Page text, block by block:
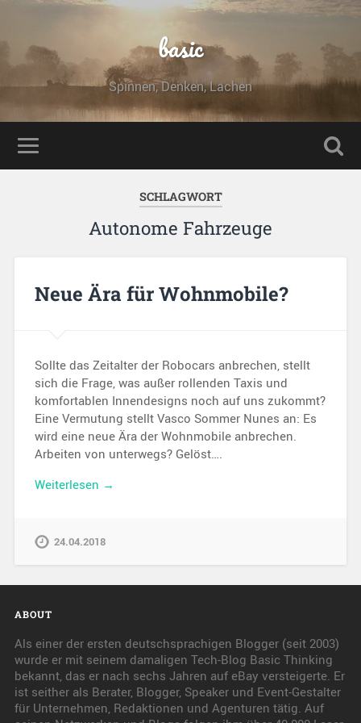
basic
Spinnen, Denken, Lachen
SCHLAGWORT
Autonome Fahrzeuge
Neue Ära für Wohnmobile?
Sollte das Zeitalter der Robocars anbrechen, stellt
sich die Frage, was außer rollenden Taxis und
komfortablen Innendesigns noch auf uns zukommt?
Eine Vermutung stellt Vasco Sommer Nunes an: Es
wird eine neue Ära der Wohnmobile anbrechen.
Arbeiten von unterwegs? Gelöst….
Weiterlesen →
24.04.2018
ABOUT
Als einer der ersten deutschsprachigen Blogger (seit 2003)
wurde er mit seinem damaligen Tech-Blog Basic Thinking
bekannt, das er nach sechs Jahren auf eBay versteigerte. Er
ist seither als Berater, Blogger, Speaker und Event-Gestalter
für Unternehmen, Redaktionen und Agenturen tätig. Auf